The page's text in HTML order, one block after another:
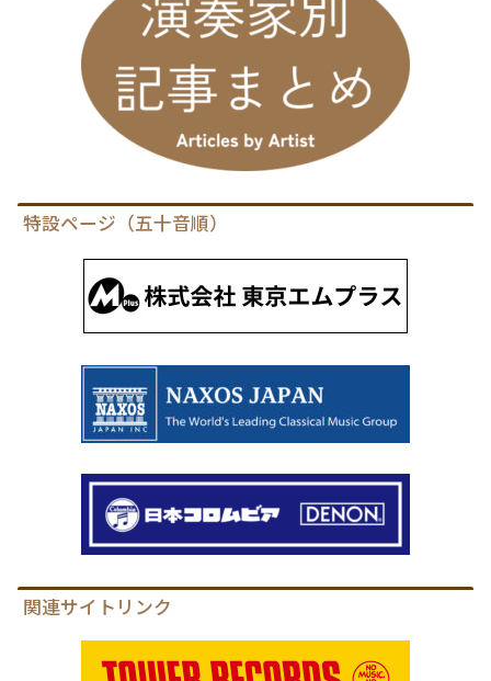
特設ページ（五十音順）
関連サイトリンク